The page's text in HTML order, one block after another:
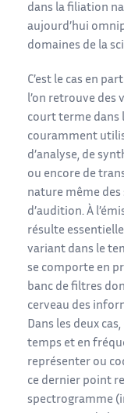
dans la filiation
aujourd’hui
domaines de la
C’est le cas en
l’on retrouve des
court terme dans
couramment
d’analyse, de
ou encore de
nature même
d’audition. À
résulte
variant dans le
se comporte en
banc de filtres
cerveau des
Dans les deux
temps et en
représenter ou
ce dernier point
spectrogramme